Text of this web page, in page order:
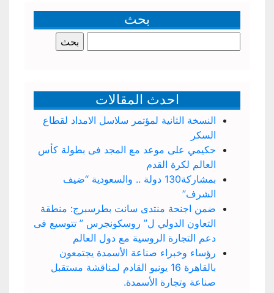
بحث
عن:
احدث المقالات
النسخة الثانية لمؤتمر سلاسل الامداد لقطاع
السكر
حكيمي على موعد مع المجد فى بطولة كأس
العالم لكرة القدم
بمشاركة130 دولة .. والسعودية “ضيف
الشرف”
ضمن اجنحة منتدى سانت بطرسبرج: منطقة
التعاون الدولي ل” روسكونجرس ” تتوسيع فى
دعم التجارة الروسية مع دول العالم
رؤساء وخبراء صناعة الأسمدة يجتمعون
بالقاهرة 16 يونيو القادم لمناقشة مستقبل
صناعة وتجارة الأسمدة.